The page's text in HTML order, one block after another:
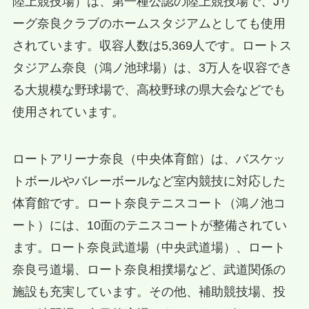
ーグ奈良クラブのホームスタジアムとしても使用
されています。収容人数は5,369人です。ロートス
タジアム奈良（鴻ノ池球場）は、3万人を収容でき
る大規模な野球場で、高校野球の県大会などでも
使用されています。
ロートアリーナ奈良（中央体育館）は、バスケッ
トボールやバレーボールなど室内競技に対応した
体育館です。ロート奈良テニスコート（鴻ノ池コ
ート）には、10面のテニスコートが整備されてい
ます。ロート奈良武道場（中央武道場）、ロート
奈良弓道場、ロート奈良相撲場など、武道関係の
施設も充実しています。その他、補助競技場、投